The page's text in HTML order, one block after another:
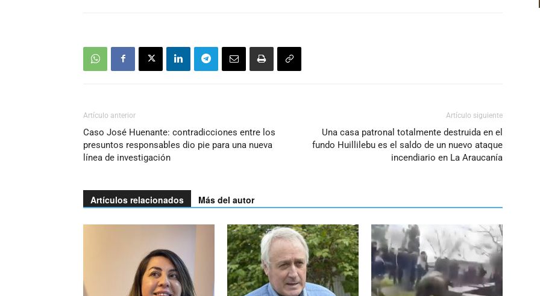
Artículo anterior
Caso José Huenante: contradicciones entre los
presuntos responsables dio pie para una nueva
línea de investigación
Artículo siguiente
Una casa patronal totalmente destruida en el
fundo Huillilebu es el saldo de un nuevo ataque
incendiario en La Araucanía
Artículos relacionados Más del autor